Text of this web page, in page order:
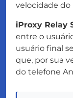
velocidade do
iProxy Relay
entre o
usuário final
que, por sua
do telefone